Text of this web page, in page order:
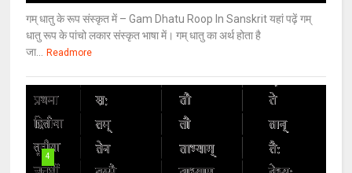
गम् धातु के रूप संस्कृत में – Gam Dhatu Roop In Sanskrit यहां पढ़ें गम्
धातु रूप के पांचो लकार संस्कृत भाषा में। गम् धातु का अर्थ होता है
जा...
Readmore
4